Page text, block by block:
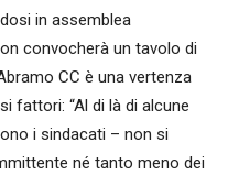
in assemblea
convocherà un tavolo di
CC è una vertenza
fattori: “Al di là di alcune
i sindacati – non si
né tanto meno dei